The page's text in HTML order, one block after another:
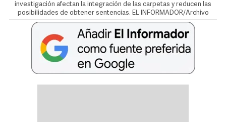
investigación afectan la integración de las carpetas y reducen las
posibilidades de obtener sentencias. EL INFORMADOR/Archivo